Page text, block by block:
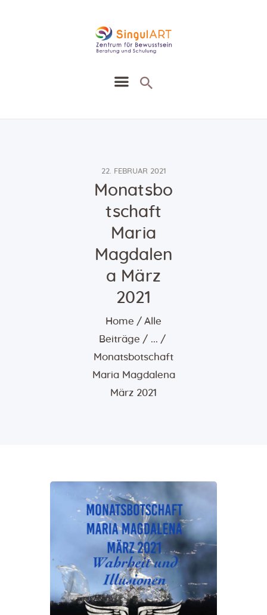
22. FEBRUAR 2021
Monatsbo
tschaft
Maria
Magdalen
a März
2021
Home
Alle
Beiträge
...
Monatsbotschaft
Maria Magdalena
März 2021